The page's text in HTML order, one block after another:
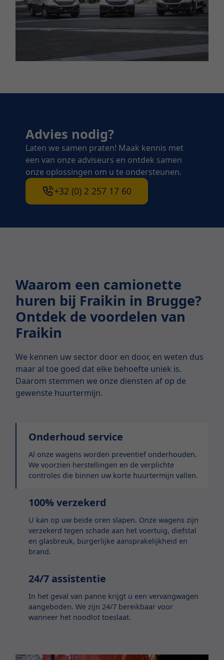
Advies nodig?
Laten we samen praten! Maak kennis met
een van onze adviseurs en ontdek samen
onze oplossingen om u te ondersteunen.
+32 (0) 2 257 17 60
Waarom een camionette
huren bij Fraikin in Brugge?
Ontdek de voordelen van
Fraikin
We kennen uw sector door en door, en weten dus
maar al toe goed dat elke behoefte uniek is.
Daarom stemmen we onze diensten af op de
gewenste huurtermijn.
Onderhoud service
Al onze wagens worden preventief onderhouden.
We voorzien herstellingen en de verplichte
controles die binnen uw korte huurtermijn vallen.
100% verzekerd
U kan op uw beide oren slapen. Onze wagens zijn
verzekerd tegen schade aan het voertuig, diefstal
en glasbreuk, burgerlijke aansprakelijkheid en
brand.
24/7 assistentie
In het geval van panne krijgt u een vervangwagen
aangeboden. We zijn 24/7 bereikbaar voor
wanneer het noodlot toeslaat.